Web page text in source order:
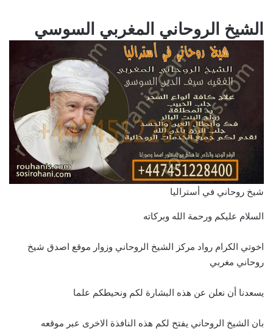
الشيخ الروحاني المغربي السوسي
شيخ روحاني في أستراليا
السلام عليكم ورحمة الله وبركاته
اخوتي الكرام رواد مركز الشيخ الروحاني وزوار موقع اصدق شيخ
روحاني مغربي
يسعدنا أن نعلن عن هذه البشارة لكم ونحيطكم علما
بان الشيخ الروحاني يفتح لكم هذه النافذة الاخرى عبر موقعه